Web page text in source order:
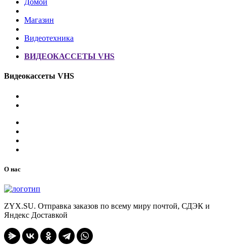
Магазин
Видеотехника
ВИДЕОКАССЕТЫ VHS
Видеокассеты VHS
О нас
ZYX.SU. Отправка заказов по всему миру почтой, СДЭК и
Яндекс Доставкой